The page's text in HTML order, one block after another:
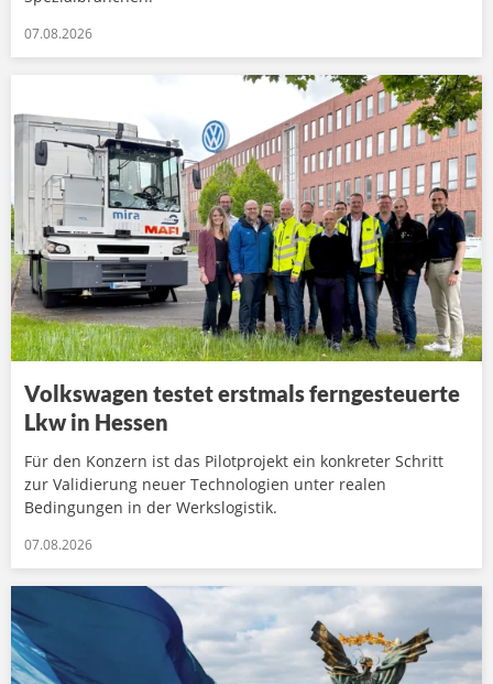
07.08.2026
Volkswagen testet erstmals ferngesteuerte
Lkw in Hessen
Für den Konzern ist das Pilotprojekt ein konkreter Schritt
zur Validierung neuer Technologien unter realen
Bedingungen in der Werkslogistik.
07.08.2026